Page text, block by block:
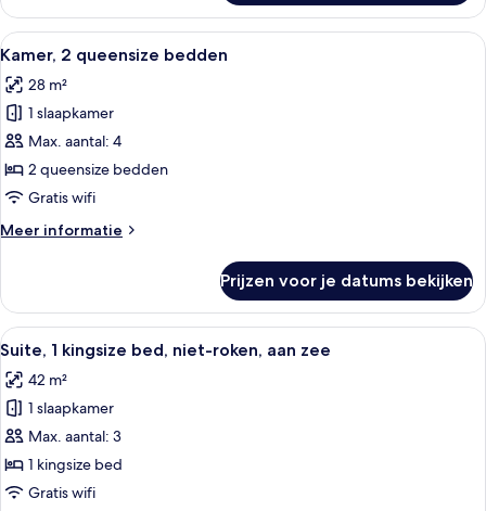
1
kingsize
bed
Alle
foto's
voor
Kamer,
2
queensize
bedden
Een hotelkamer met twee bedden,
5
Kamer, 2 queensize bedden
28 m²
1 slaapkamer
Max. aantal: 4
2 queensize bedden
Gratis wifi
Meer informatie
Meer
2
queensize
bedden
Prijzen voor je datums bekijken
Alle
foto's
voor
Suite,
1
kingsize
bed,
Een kleine keuken met een
7
Suite, 1 kingsize bed, niet-roken, aan zee
42 m²
1 slaapkamer
Max. aantal: 3
1 kingsize bed
Gratis wifi